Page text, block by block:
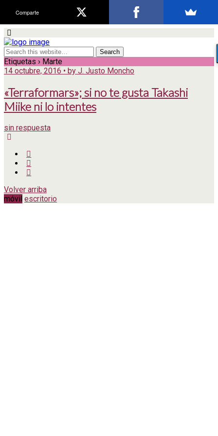
Etiquetas › Marte
14 octubre, 2016 • by J. Justo Moncho
«Terraformars»; si no te gusta Takashi
Miike ni lo intentes
sin respuesta
Volver arriba
móvil escritorio
Comparte